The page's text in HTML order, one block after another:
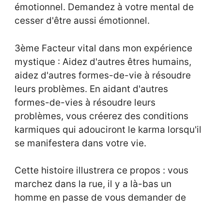
émotionnel. Demandez à votre mental de
cesser d'être aussi émotionnel.
3ème Facteur vital dans mon expérience
mystique : Aidez d'autres êtres humains,
aidez d'autres formes-de-vie à résoudre
leurs problèmes. En aidant d'autres
formes-de-vies à résoudre leurs
problèmes, vous créerez des conditions
karmiques qui adouciront le karma lorsqu'il
se manifestera dans votre vie.
Cette histoire illustrera ce propos : vous
marchez dans la rue, il y a là-bas un
homme en passe de vous demander de